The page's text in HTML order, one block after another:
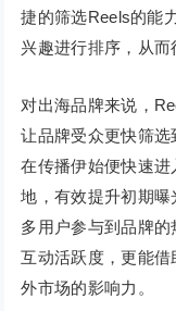
捷的筛选Reels的能
兴趣进行排序，从而
对出海品牌来说，
让品牌受众更快筛
在传播伊始便快速
地，有效提升初期曝
多用户参与到品牌
互动活跃度，更能
外市场的影响力。